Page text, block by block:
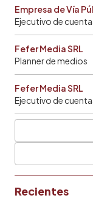
Empresa de Vía
Ejecutivo de
Fefer Media SRL
Planner de medios
Fefer Media SRL
Ejecutivo de
Recientes